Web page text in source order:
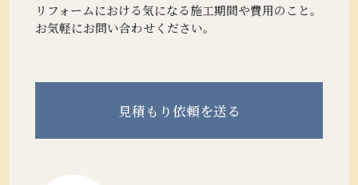
リフォームにおける気になる施工期間や費用のこと。
お気軽にお問い合わせください。
見積もり依頼を送る